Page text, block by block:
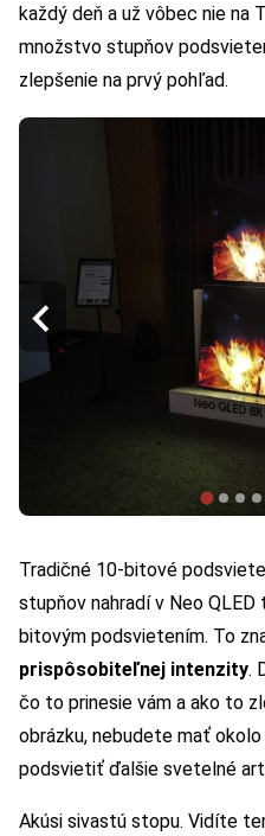
každý deň a už vôbec nie na
množstvo stupňov
zlepšenie na prvý pohľad.
Tradičné 10-bitové
stupňov nahradí v Neo
bitovým podsvietením. To
prispôsobiteľnej intenzity.
čo to prinesie vám a ako to
obrázku, nebudete mať
podsvietiť ďalšie svetelné
Akúsi sivastú stopu. Vidíte